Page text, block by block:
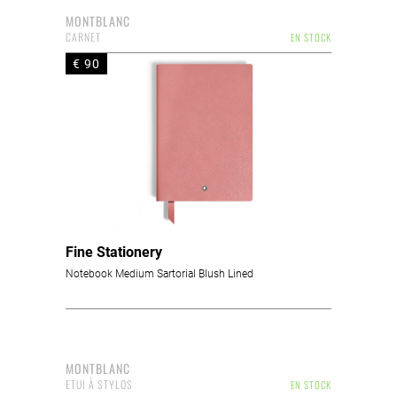
MONTBLANC
EN STOCK
CARNET
€ 90
Fine Stationery
Notebook Medium Sartorial Blush Lined
MONTBLANC
EN STOCK
ETUI À STYLOS